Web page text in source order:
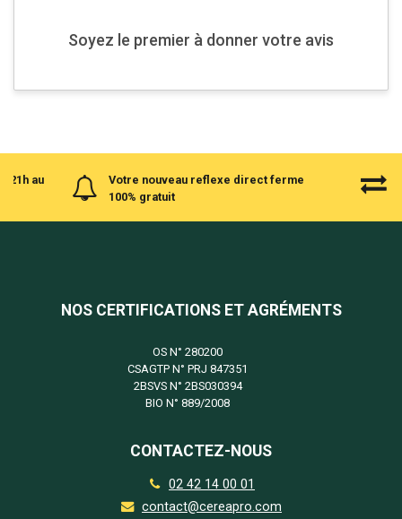
Soyez le premier à donner votre avis
21h au
Votre nouveau reflexe direct ferme
100% gratuit
NOS CERTIFICATIONS ET AGRÉMENTS
OS N° 280200
CSAGTP N° PRJ 847351
2BSVS N° 2BS030394
BIO N° 889/2008
CONTACTEZ-NOUS
02 42 14 00 01
contact@cereapro.com